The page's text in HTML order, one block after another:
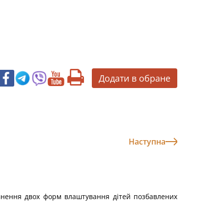
Додати в обране
Наступна
двох форм влаштування дітей позбавлених